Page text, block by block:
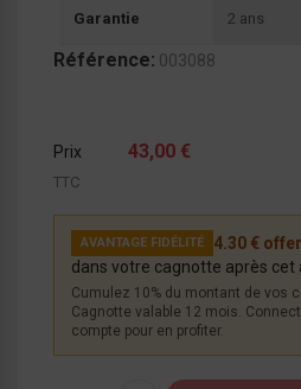
Garantie 2 ans
Référence: 003088
Prix 43,00 €
TTC
AVANTAGE FIDÉLITÉ
4.30 €
dans votre cagnotte après cet
Cumulez 10% du montant de vos
Cagnotte valable 12 mois.
compte pour en profiter.